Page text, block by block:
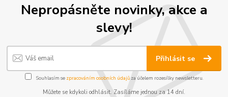
Nepropásněte novinky, akce a
slevy!
Přihlásit se
Souhlasím se zpracováním osobních údajůza účelem rozesílky newsletteru.
Můžete se kdykoli odhlásit. Zasíláme jednou za 14 dní.